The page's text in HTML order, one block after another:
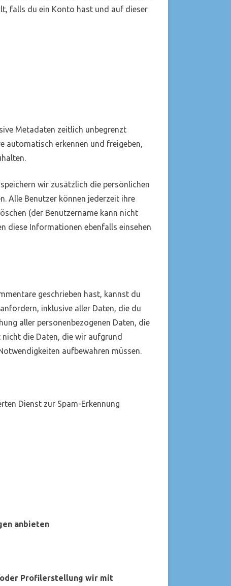
falls du ein Konto hast und auf dieser
Metadaten zeitlich unbegrenzt
automatisch erkennen und freigeben,
wir zusätzlich die persönlichen
Alle Benutzer können jederzeit ihre
(der Benutzername kann nicht
diese Informationen ebenfalls einsehen
geschrieben hast, kannst du
inklusive aller Daten, die du
aller personenbezogenen Daten, die
die Daten, die wir aufgrund
aufbewahren müssen.
Dienst zur Spam-Erkennung
anbieten
Profilerstellung wir mit